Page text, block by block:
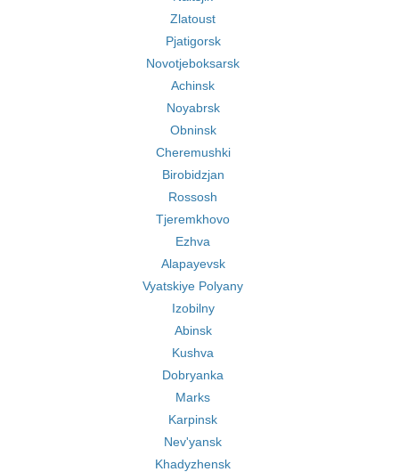
Zlatoust
Pjatigorsk
Novotjeboksarsk
Achinsk
Noyabrsk
Obninsk
Cheremushki
Birobidzjan
Rossosh
Tjeremkhovo
Ezhva
Alapayevsk
Vyatskiye Polyany
Izobilny
Abinsk
Kushva
Dobryanka
Marks
Karpinsk
Nev'yansk
Khadyzhensk